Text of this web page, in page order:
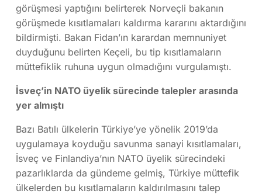
görüşmesi yaptığını belirterek Norveçli bakanın
görüşmede kısıtlamaları kaldırma kararını aktardığını
bildirmişti. Bakan Fidan’ın karardan memnuniyet
duyduğunu belirten Keçeli, bu tip kısıtlamaların
müttefiklik ruhuna uygun olmadığını vurgulamıştı.
İsveç’in NATO üyelik sürecinde talepler arasında
yer almıştı
Bazı Batılı ülkelerin Türkiye’ye yönelik 2019’da
uygulamaya koyduğu savunma sanayi kısıtlamaları,
İsveç ve Finlandiya’nın NATO üyelik sürecindeki
pazarlıklarda da gündeme gelmiş, Türkiye müttefik
ülkelerden bu kısıtlamaların kaldırılmasını talep